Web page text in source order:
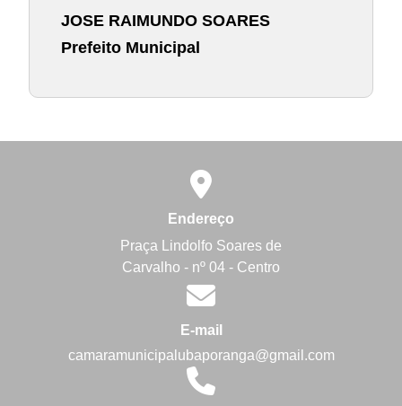
JOSE RAIMUNDO SOARES
Prefeito Municipal
Endereço
Praça Lindolfo Soares de
Carvalho - nº 04 - Centro
E-mail
camaramunicipalubaporanga@gmail.com